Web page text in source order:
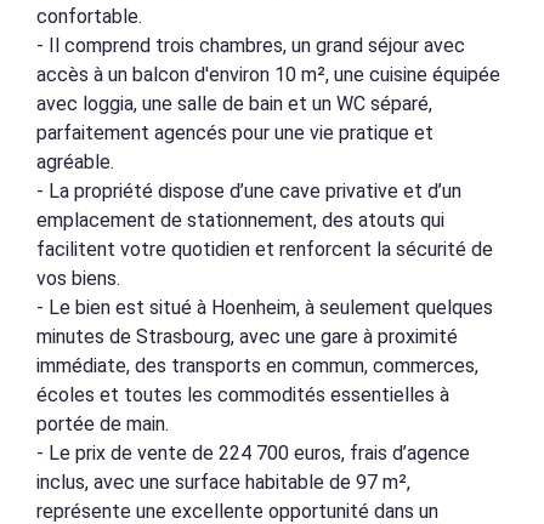
confortable.
- Il comprend trois chambres, un grand séjour avec
accès à un balcon d'environ 10 m², une cuisine équipée
avec loggia, une salle de bain et un WC séparé,
parfaitement agencés pour une vie pratique et
agréable.
- La propriété dispose d’une cave privative et d’un
emplacement de stationnement, des atouts qui
facilitent votre quotidien et renforcent la sécurité de
vos biens.
- Le bien est situé à Hoenheim, à seulement quelques
minutes de Strasbourg, avec une gare à proximité
immédiate, des transports en commun, commerces,
écoles et toutes les commodités essentielles à
portée de main.
- Le prix de vente de 224 700 euros, frais d’agence
inclus, avec une surface habitable de 97 m²,
représente une excellente opportunité dans un